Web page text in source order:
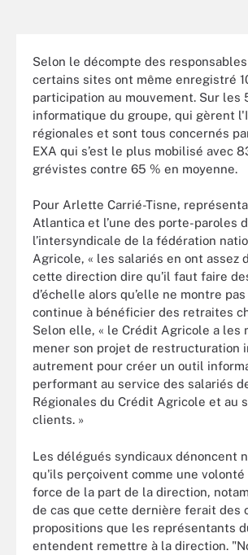
Selon le décompte des
certains sites ont même enregistré
participation au mouvement. Sur les
informatique du groupe, qui gèrent
régionales et sont tous concernés
EXA qui s’est le plus mobilisé avec
grévistes contre 65 % en moyenne.
Pour Arlette Carrié-Tisne,
Atlantica et l’une des porte-paroles
l’intersyndicale de la fédération
Agricole, « les salariés en ont assez
cette direction dire qu’il faut faire
d’échelle alors qu’elle ne montre pas
continue à bénéficier des retraites
Selon elle, « le Crédit Agricole a les
mener son projet de restructuration
autrement pour créer un outil
performant au service des salariés
Régionales du Crédit Agricole et au
clients. »
Les délégués syndicaux dénoncent
qu'ils perçoivent comme une volonté
force de la part de la direction,
de cas que cette dernière ferait des
propositions que les représentants
entendent remettre à la direction.